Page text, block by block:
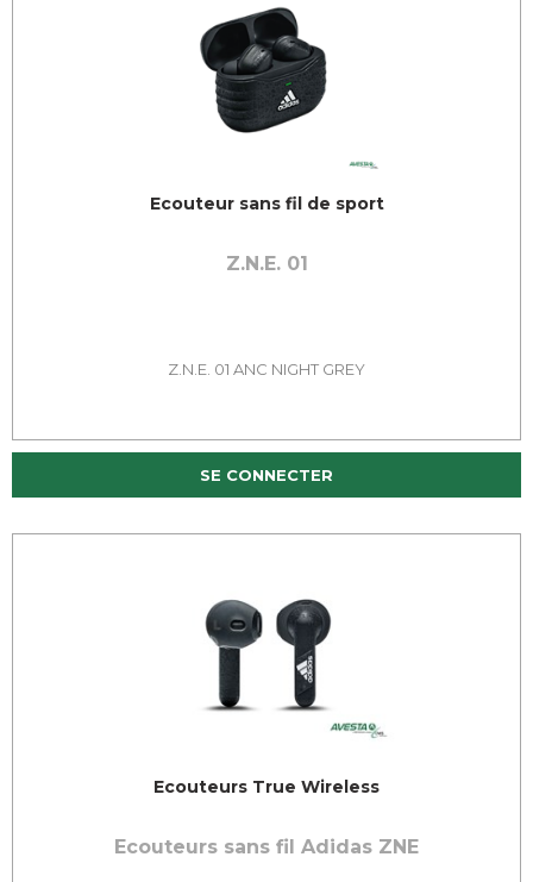
Ecouteur sans fil de sport
Z.N.E. 01
Z.N.E. 01 ANC NIGHT GREY
SE CONNECTER
Ecouteurs True Wireless
Ecouteurs sans fil Adidas ZNE